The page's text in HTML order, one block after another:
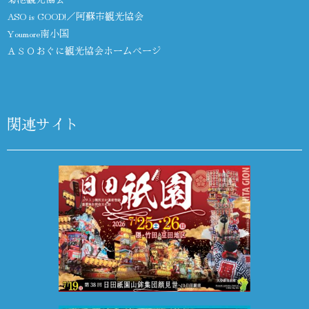
ASO is GOOD!／阿蘇市観光協会
Youmore南小国
ＡＳＯおぐに観光協会ホームページ
関連サイト